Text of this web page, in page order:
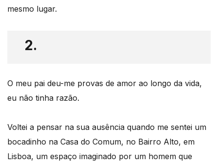
mesmo lugar.
2.
O meu pai deu-me provas de amor ao longo da vida,
eu não tinha razão.
Voltei a pensar na sua ausência quando me sentei um
bocadinho na Casa do Comum, no Bairro Alto, em
Lisboa, um espaço imaginado por um homem que